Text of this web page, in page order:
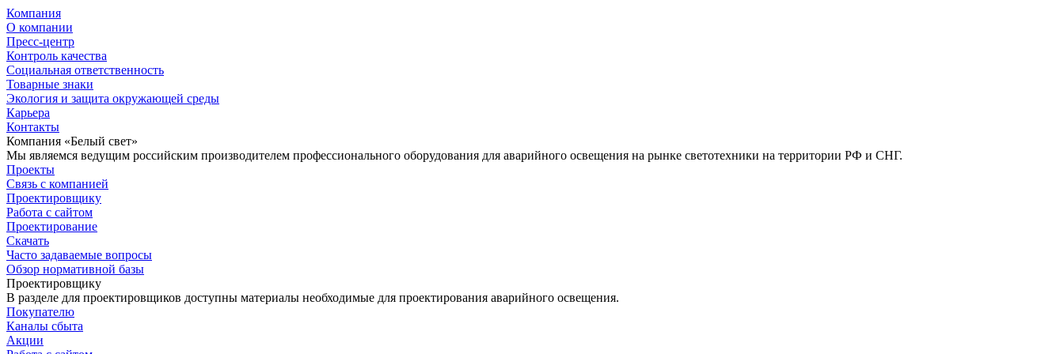
Компания
О компании
Пресс-центр
Контроль качества
Социальная ответственность
Товарные знаки
Экология и защита окружающей среды
Карьера
Контакты
Компания «Белый свет»
Мы являемся ведущим российским производителем профессионального оборудования для аварийного освещения на рынке светотехники на территории РФ и СНГ.
Проекты
Связь с компанией
Проектировщику
Работа с сайтом
Проектирование
Скачать
Часто задаваемые вопросы
Обзор нормативной базы
Проектировщику
В разделе для проектировщиков доступны материалы необходимые для проектирования аварийного освещения.
Покупателю
Каналы сбыта
Акции